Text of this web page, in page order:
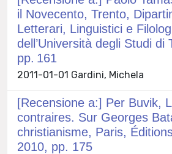
il Novecento, Trento,
Letterari, Linguistici e
dell’Università degli Studi di
pp. 161
2011-01-01 Gardini, Michela
[Recensione a:] Per Buvik,
contraires. Sur Georges
christianisme, Paris,
2010, pp. 175